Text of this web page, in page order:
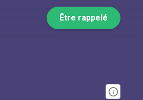
Être rappelé